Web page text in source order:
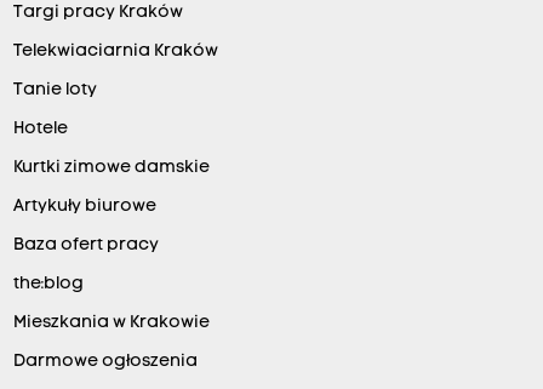
Targi pracy Kraków
Telekwiaciarnia Kraków
Tanie loty
Hotele
Kurtki zimowe damskie
Artykuły biurowe
Baza ofert pracy
the:blog
Mieszkania w Krakowie
Darmowe ogłoszenia